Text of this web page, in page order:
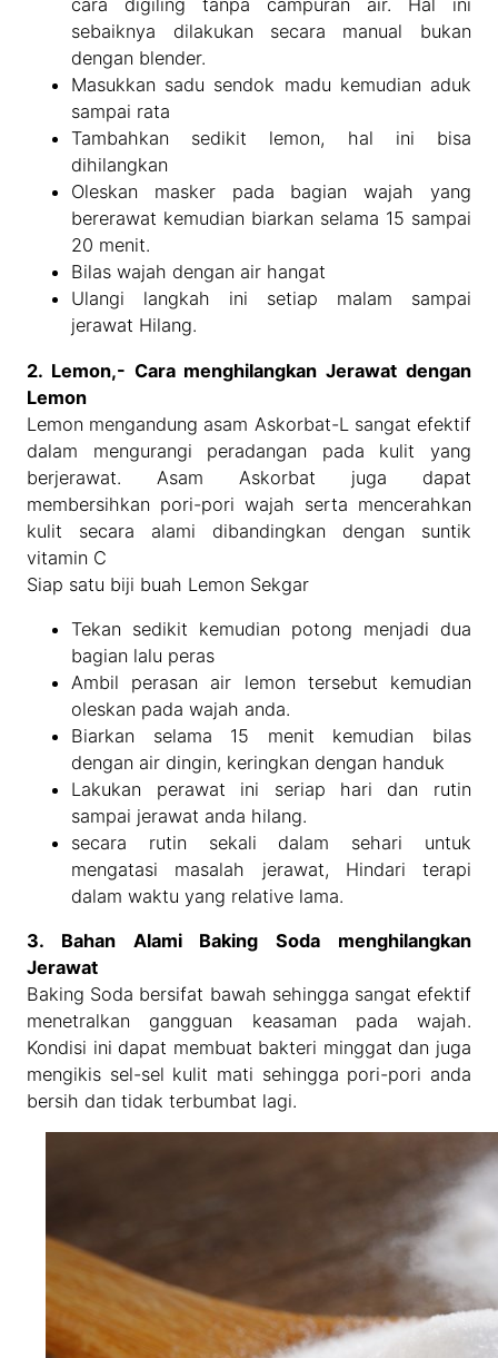
cara digiling tanpa campuran air. Hal ini
sebaiknya dilakukan secara manual bukan
dengan blender.
Masukkan sadu sendok madu kemudian aduk
sampai rata
Tambahkan sedikit lemon, hal ini bisa
dihilangkan
Oleskan masker pada bagian wajah yang
bererawat kemudian biarkan selama 15 sampai
20 menit.
Bilas wajah dengan air hangat
Ulangi langkah ini setiap malam sampai
jerawat Hilang.
2. Lemon,- Cara menghilangkan Jerawat dengan
Lemon
Lemon mengandung asam Askorbat-L sangat efektif
dalam mengurangi peradangan pada kulit yang
berjerawat. Asam Askorbat juga dapat
membersihkan pori-pori wajah serta mencerahkan
kulit secara alami dibandingkan dengan suntik
vitamin C
Siap satu biji buah Lemon Sekgar
Tekan sedikit kemudian potong menjadi dua
bagian lalu peras
Ambil perasan air lemon tersebut kemudian
oleskan pada wajah anda.
Biarkan selama 15 menit kemudian bilas
dengan air dingin, keringkan dengan handuk
Lakukan perawat ini seriap hari dan rutin
sampai jerawat anda hilang.
secara rutin sekali dalam sehari untuk
mengatasi masalah jerawat, Hindari terapi
dalam waktu yang relative lama.
3. Bahan Alami Baking Soda menghilangkan
Jerawat
Baking Soda bersifat bawah sehingga sangat efektif
menetralkan gangguan keasaman pada wajah.
Kondisi ini dapat membuat bakteri minggat dan juga
mengikis sel-sel kulit mati sehingga pori-pori anda
bersih dan tidak terbumbat lagi.